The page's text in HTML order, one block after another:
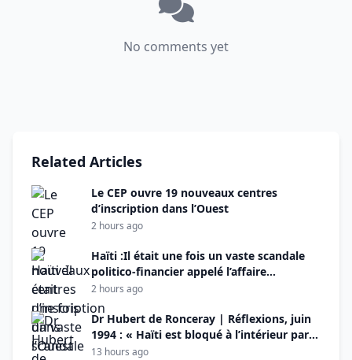
No comments yet
Related Articles
Le CEP ouvre 19 nouveaux centres
d’inscription dans l’Ouest
2 hours ago
Haïti :Il était une fois un vaste scandale
politico-financier appelé l’affaire
PetroCaribe (Deuxième
partie)
2 hours ago
Dr Hubert de Ronceray | Réflexions, juin
1994 : « Haïti est bloqué à l’intérieur par
des égoïsmes irréconciliables et à
13 hours ago